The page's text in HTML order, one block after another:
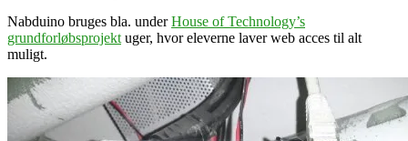
Nabduino bruges bla. underHouse ofTechnology’s
grundforløbsprojekt uger, hvor eleverne laver web acces til alt
muligt.